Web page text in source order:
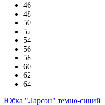
46
48
50
52
54
56
58
60
62
64
Юбка "Ларсон" темно-синий